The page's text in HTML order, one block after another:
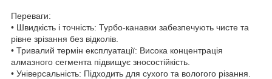
Переваги:
• Швидкість і точність: Турбо-канавки забезпечують чисте та
рівне зрізання без відколів.
• Тривалий термін експлуатації: Висока концентрація
алмазного сегмента підвищує зносостійкість.
• Універсальність: Підходить для сухого та вологого різання.